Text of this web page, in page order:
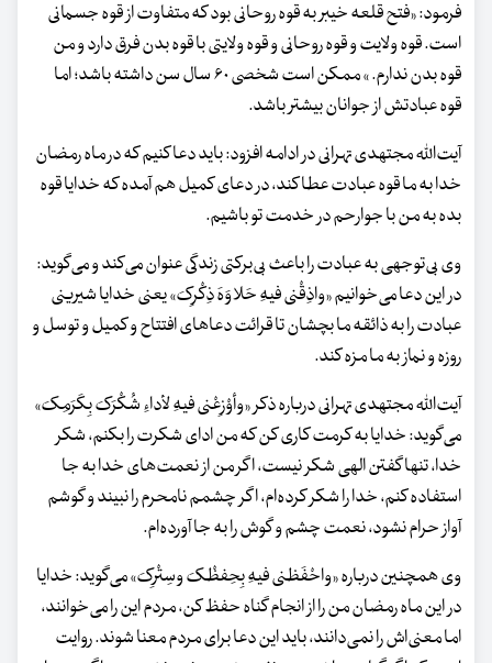
فرمود: «فتح قلعه خیبر به قوه روحانی بود که متفاوت از قوه جسمانی
است. قوه ولایت و قوه روحانی و قوه ولایتی با قوه بدن فرق دارد و من
قوه بدن ندارم. » ممکن است شخصی ۶۰ سال سن داشته باشد؛ اما
قوه عبادتش از جوانان بیشتر باشد.
آیت‌الله مجتهدی تهرانی در ادامه افزود: باید دعا کنیم که در ماه رمضان
خدا به ما قوه عبادت عطا کند، در دعای کمیل هم آمده که خدایا قوه
بده به من با جوارحم در خدمت تو باشیم.
وی بی‌توجهی به عبادت را باعث بی‌برکتی زندگی عنوان می‌کند و می‌گوید:
در این دعا می‌خوانیم «واذِقْنی فیهِ حَلاوَهَ ذِکْرِکَ» یعنی خدایا شیرینی
عبادت را به ذائقه ما بچشان تا قرائت دعاهای افتتاح و کمیل و توسل و
روزه و نماز به ما مزه کند.
آیت‌الله مجتهدی تهرانی درباره ذکر «وأوْزِعْنی فیهِ لأداءِ شُکْرَکَ بِکَرَمِکَ»
می‌گوید: خدایا به کرمت کاری کن که من ادای شکرت را بکنم، شکر
خدا، تنها گفتن الهی شکر نیست، اگر من از نعمت‌های خدا به ‌جا
استفاده کنم، خدا را شکر کرده‌ام، اگر چشمم نامحرم را نبیند و گوشم
آواز حرام نشود، نعمت چشم و گوش را به‌ جا آورده‌ام.
وی همچنین درباره «واحْفَظنی فیهِ بِحِفظْکَ وسِتْرِکَ» می‌گوید: خدایا
در این ماه رمضان من را از انجام گناه حفظ کن، مردم این را می‌خوانند،
اما معنی‌اش را نمی‌دانند، باید این دعا برای مردم معنا شوند. روایت